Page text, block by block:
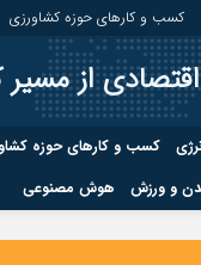
کسب و کارهای حوزه کشاورزی
اقتصادی از
کسب و کارهای حوزه
و ورزش هوش مصنوعی
ما